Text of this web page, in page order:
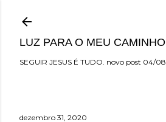
LUZ PARA O MEU CAMINHO
SEGUIR JESUS É TUDO. novo post 04/08
dezembro 31, 2020